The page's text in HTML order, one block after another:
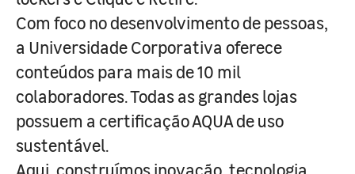
Com foco no desenvolvimento de pessoas,
a Universidade Corporativa oferece
conteúdos para mais de 10 mil
colaboradores. Todas as grandes lojas
possuem a certificação AQUA de uso
sustentável.
Aqui, construímos inovação, tecnologia,